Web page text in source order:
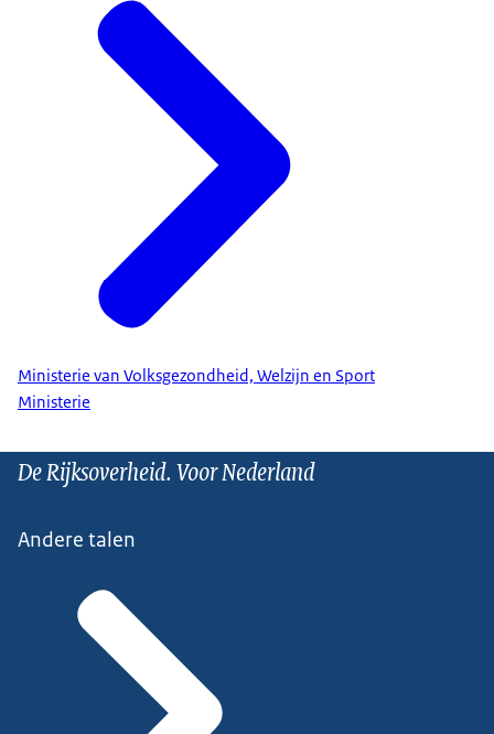
Ministerie van Volksgezondheid, Welzijn en Sport
Ministerie
De Rijksoverheid. Voor Nederland
Andere talen